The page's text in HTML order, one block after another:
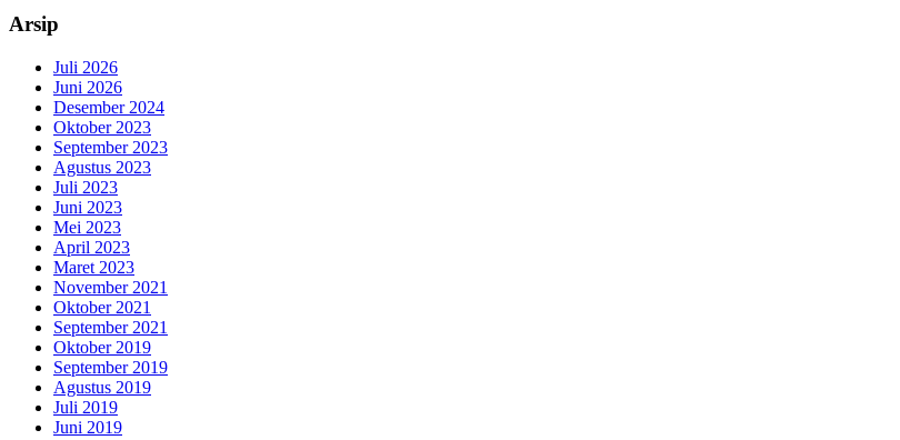
Arsip
Juli 2026
Juni 2026
Desember 2024
Oktober 2023
September 2023
Agustus 2023
Juli 2023
Juni 2023
Mei 2023
April 2023
Maret 2023
November 2021
Oktober 2021
September 2021
Oktober 2019
September 2019
Agustus 2019
Juli 2019
Juni 2019